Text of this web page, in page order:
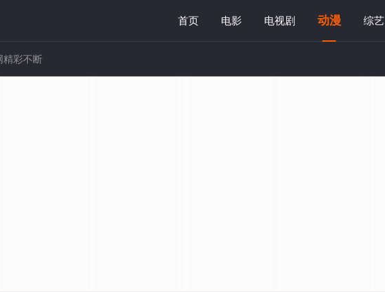
首页 电影 电视剧 动漫 综艺